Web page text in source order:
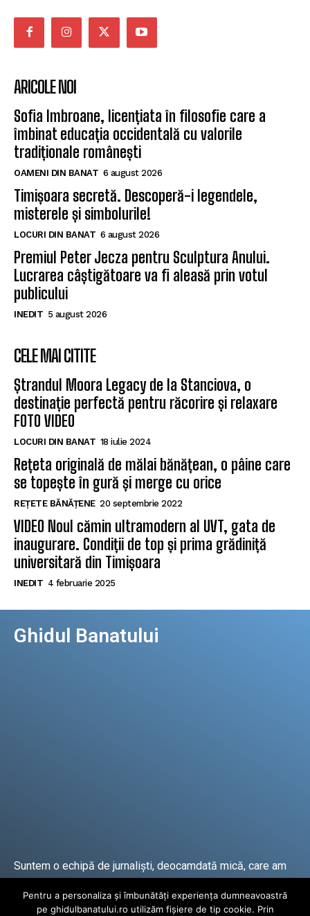
ARICOLE NOI
Sofia Imbroane, licențiata în filosofie care a
îmbinat educația occidentală cu valorile
tradiționale românești
OAMENI DIN BANAT 6 august 2026
Timișoara secretă. Descoperă-i legendele,
misterele și simbolurile!
LOCURI DIN BANAT 6 august 2026
Premiul Peter Jecza pentru Sculptura Anului.
Lucrarea câștigătoare va fi aleasă prin votul
publicului
INEDIT 5 august 2026
CELE MAI CITITE
Ștrandul Moora Legacy de la Stanciova, o
destinație perfectă pentru răcorire și relaxare
FOTO VIDEO
LOCURI DIN BANAT 18 iulie 2024
Rețeta originală de mălai bănățean, o pâine care
se topește în gură și merge cu orice
REȚETE BĂNĂȚENE 20 septembrie 2022
VIDEO Noul cămin ultramodern al UVT, gata de
inaugurare. Condiții de top și prima grădiniță
universitară din Timișoara
INEDIT 4 februarie 2025
Ghidul Banatului
Suntem o echipă de jurnaliști, deocamdată mică, care am
lucrat și lucrăm în presa locală și națională de mai mulți
ani.
Pentru a personaliza și îmbunătăți experiența dumneavoastră
pe ghidulbanatului.ro utilizăm fișiere de tip cookie. Prin